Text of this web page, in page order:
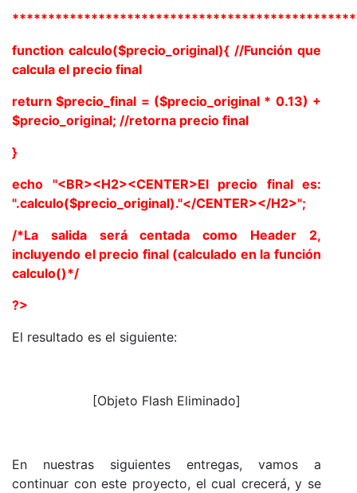
function calculo($precio_original){ //Función que
calcula el precio final
return $precio_final = ($precio_original * 0.13) +
$precio_original; //retorna precio final
}
echo "<BR><H2><CENTER>El precio final es:
".calculo($precio_original)."</CENTER></H2>";
/*La salida será centada como Header 2,
incluyendo el precio final (calculado en la función
calculo()*/
?>
El resultado es el siguiente:
[Objeto Flash Eliminado]
En nuestras siguientes entregas, vamos a
continuar con este proyecto, el cual crecerá, y se